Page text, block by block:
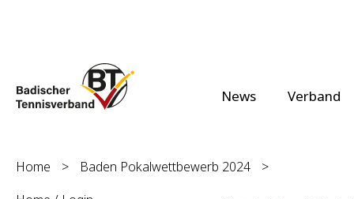
News Verband
Home > Baden Pokalwettbewerb 2024
>